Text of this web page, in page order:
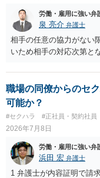
労働・雇用に強い弁
泉 亮介 弁護士
相手の任意の協力がない
いため相手の対応次第と
職場の同僚からのセ
可能か？
#セクハラ #正社員・契約社員
2026年7月8日
労働・雇用に強い弁
浜田 宏 弁護士
1 弁護士が内容証明で請